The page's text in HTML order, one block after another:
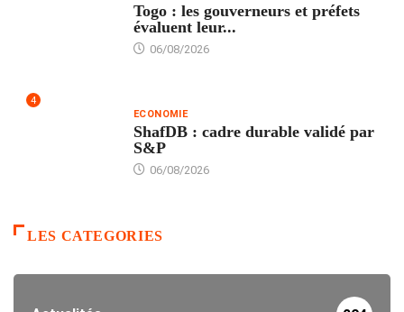
Togo : les gouverneurs et préfets
évaluent leur...
06/08/2026
4
ECONOMIE
ShafDB : cadre durable validé par
S&P
06/08/2026
LES CATEGORIES